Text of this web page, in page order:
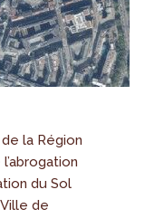
la Région
du Sol
de